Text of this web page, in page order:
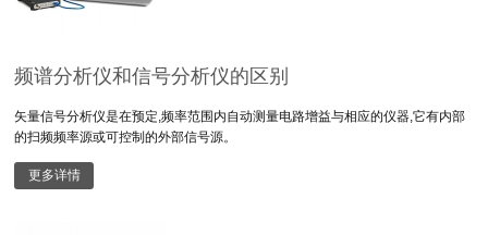
频谱分析仪和信号分析仪的区别
矢量信号分析仪是在预定,频率范围内自动测量电路增益与相应的仪器,它有内部
的扫频频率源或可控制的外部信号源。
更多详情